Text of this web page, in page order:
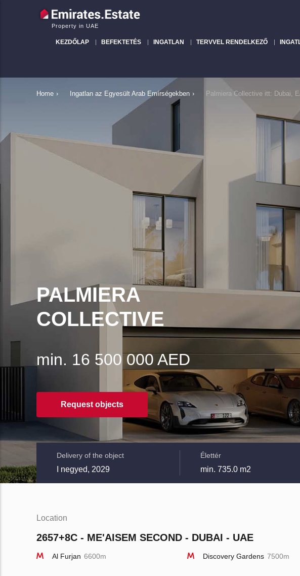
Property in UAE
KEZDŐLAP BEFEKTETÉS INGATLAN TERVVEL RENDELKEZŐ
Home › Ingatlan az Egyesült Arab Emírségekben › Palmiera Collective itt: Dubai,
PALMIERA
COLLECTIVE
min. 16 500 000 AED
Request objects
Delivery of the object
I negyed, 2029
Élettér
min. 735.0 m2
Location
2657+8C - ME'AISEM SECOND - DUBAI - UAE
Al Furjan 6600m Discovery Gardens 7500m